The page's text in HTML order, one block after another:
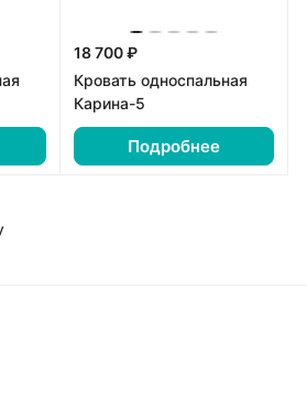
18 700 ₽
Кровать односпальная
Карина-5
Подробнее